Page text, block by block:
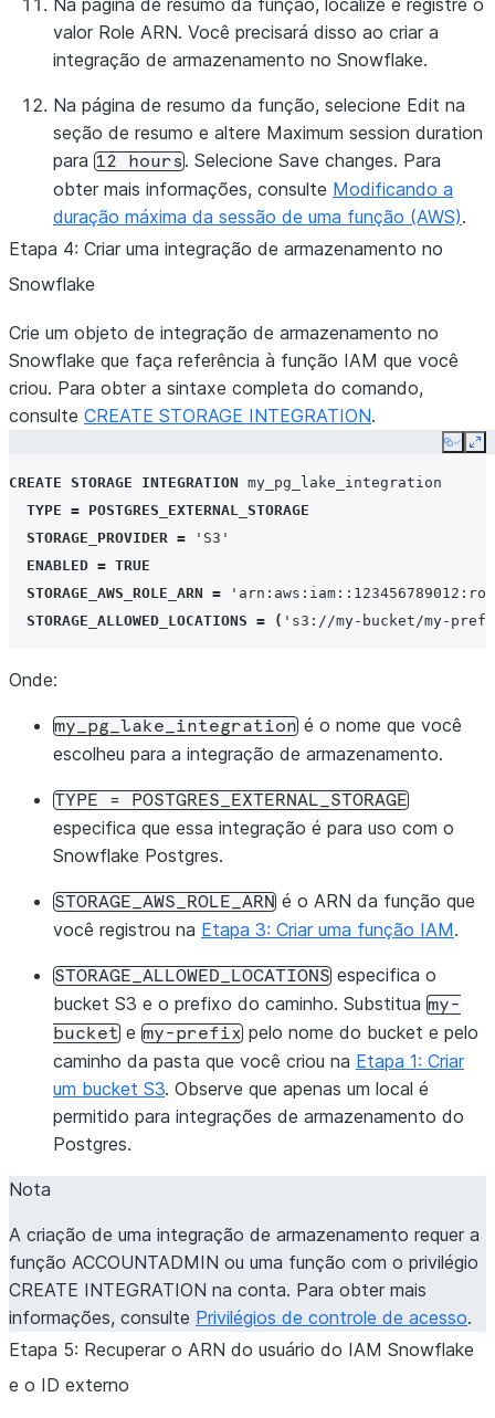
Na página de resumo da função, localize e registre o
valor Role ARN. Você precisará disso ao criar a
integração de armazenamento no Snowflake.
Na página de resumo da função, selecione Edit na
seção de resumo e altere Maximum session duration
para 12 hours. Selecione Save changes. Para
obter mais informações, consulte Modificando a
duração máxima da sessão de uma função (AWS).
Etapa 4: Criar uma integração de armazenamento no
Snowflake
Crie um objeto de integração de armazenamento no
Snowflake que faça referência à função IAM que você
criou. Para obter a sintaxe completa do comando,
consulte CREATE STORAGE INTEGRATION.
Copy
CREATE STORAGE INTEGRATION my_pg_lake_integration
TYPE = POSTGRES_EXTERNAL_STORAGE
STORAGE_PROVIDER =
'S3'
ENABLED = TRUE
STORAGE_AWS_ROLE_ARN =
STORAGE_ALLOWED_LOCATIONS = ( 's3://my-bucket/my-
Onde:
my_pg_lake_integration é o nome que você
escolheu para a integração de armazenamento.
TYPE = POSTGRES_EXTERNAL_STORAGE
especifica que essa integração é para uso com o
Snowflake Postgres.
STORAGE_AWS_ROLE_ARN é o ARN da função que
você registrou na Etapa 3: Criar uma função IAM.
STORAGE_ALLOWED_LOCATIONS especifica o
bucket S3 e o prefixo do caminho. Substitua my-
bucket e my-prefix pelo nome do bucket e pelo
caminho da pasta que você criou na Etapa 1: Criar
um bucket S3. Observe que apenas um local é
permitido para integrações de armazenamento do
Postgres.
Nota
A criação de uma integração de armazenamento requer a
função ACCOUNTADMIN ou uma função com o privilégio
CREATE INTEGRATION na conta. Para obter mais
informações, consulte Privilégios de controle de acesso.
Etapa 5: Recuperar o ARN do usuário do IAM Snowflake
e o ID externo